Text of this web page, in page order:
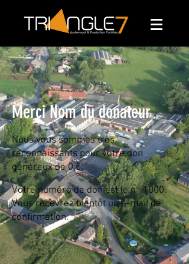
Merci Nom du donateur
Nous vous sommes très
reconnaissants pour votre don
généreux de 0 €.
Votre numéro de don est le n° 1000.
Vous recevrez bientôt un e‑mail de
confirmation.